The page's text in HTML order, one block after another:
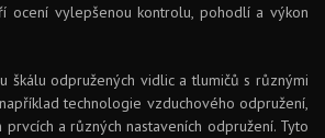
ocení vylepšenou kontrolu, pohodlí a výkon
škálu odpružených vidlic a tlumičů s různými
technologie vzduchového odpružení,
prvcích a různých nastaveních odpružení. Tyto